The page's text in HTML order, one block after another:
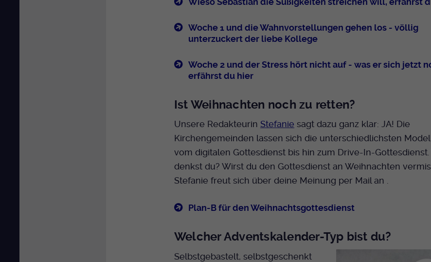
Woche 1 und die Wahnvorstellungen gehen los - völlig
unterzuckert der liebe Kollege
Woche 2 und der Stress hört nicht auf - was er sich jetzt
erfährst du hier
Ist Weihnachten noch zu retten?
Unsere Redakteurin Stefanie sagt dazu ganz klar: JA! Die
Kirchengemeinden lassen sich die unterschiedlichsten
vom digitalen Gottesdienst bis hin zum Drive-In-Gottesdienst.
denkst du? Wirst du den Gottesdienst an Weihnachten
Stefanie freut sich über deine Meinung per Mail an .
Plan-B für den Weihnachtsgottesdienst
Welcher Adventskalender-Typ bist du?
Selbstgebastelt, selbstgeschenkt